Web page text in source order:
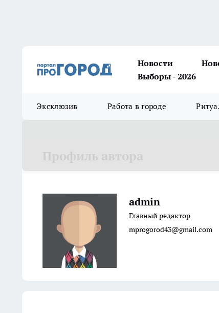
Новости
Выборы - 2026
Эксклюзив Работа в городе
admin
Главный редактор
mprogorod43@gmail.com